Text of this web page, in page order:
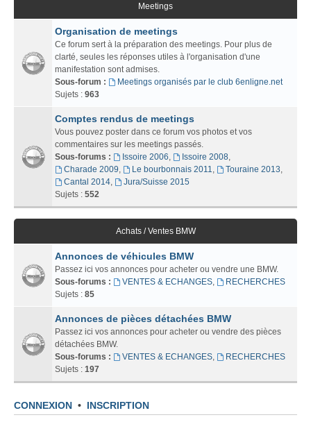
Meetings
Organisation de meetings
Ce forum sert à la préparation des meetings. Pour plus de
clarté, seules les réponses utiles à l'organisation d'une
manifestation sont admises.
Sous-forum :
Meetings organisés par le club 6enligne.net
Sujets : 963
Comptes rendus de meetings
Vous pouvez poster dans ce forum vos photos et vos
commentaires sur les meetings passés.
Sous-forums :
Issoire 2006, Issoire 2008,
Charade 2009, Le bourbonnais 2011, Touraine 2013,
Cantal 2014,
Jura/Suisse 2015
Sujets : 552
Achats / Ventes BMW
Annonces de véhicules BMW
Passez ici vos annonces pour acheter ou vendre une BMW.
Sous-forums :
VENTES & ECHANGES,
RECHERCHES
Sujets : 85
Annonces de pièces détachées BMW
Passez ici vos annonces pour acheter ou vendre des pièces
détachées BMW.
Sous-forums :
VENTES & ECHANGES,
RECHERCHES
Sujets : 197
CONNEXION • INSCRIPTION